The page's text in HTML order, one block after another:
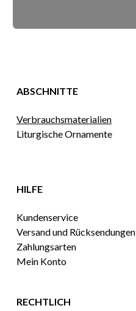
ABSCHNITTE
Verbrauchsmaterialien
Liturgische Ornamente
HILFE
Kundenservice
Versand und Rücksendungen
Zahlungsarten
Mein Konto
RECHTLICH